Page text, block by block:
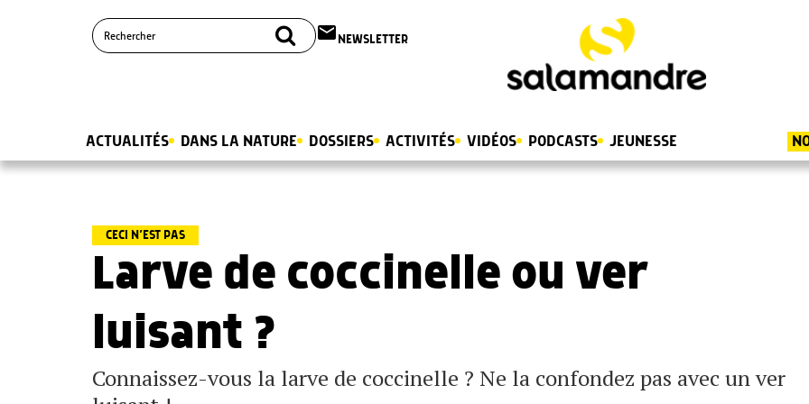
email NEWSLETTER
ACTUALITÉS DANS LA NATURE DOSSIERS ACTIVITÉS VIDÉOS PODCASTS JEUNESSE
CECI N’EST PAS
Larve de coccinelle ou ver
luisant ?
Connaissez-vous la larve de coccinelle ? Ne la confondez pas avec un ver